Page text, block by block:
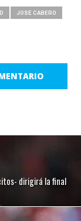
JOSE CABERO
dirigirá la final